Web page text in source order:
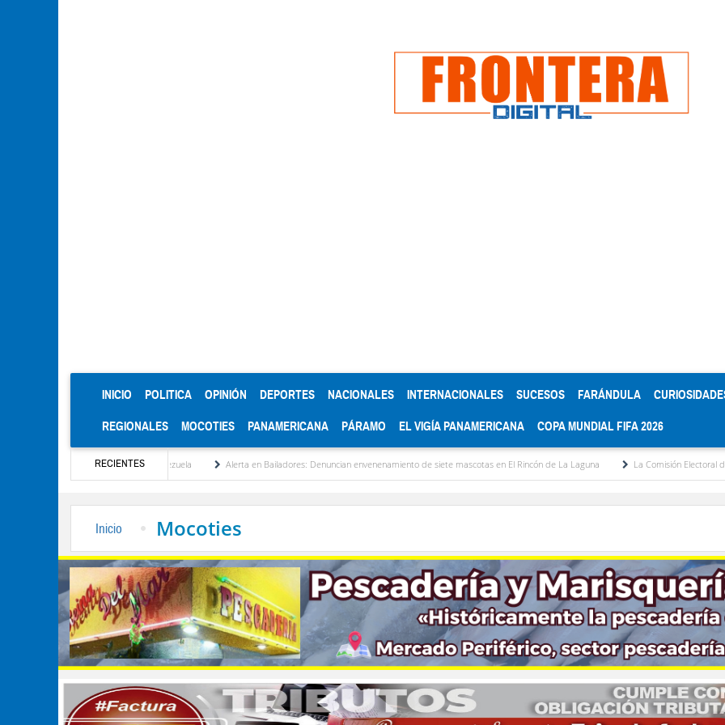
INICIO (CURRENT)
POLITICA OPINIÓN DEPORTES NACIONALES INTERNACIONALES SUCESOS FARÁNDULA
REGIONALES MOCOTIES PANAMERICANA PÁRAMO EL VIGÍA PANAMERICANA COPA MUNDIAL FIFA 2026
RECIENTES
de Venezuela Alerta en Bailadores: Denuncian envenenamiento de siete mascotas en El Rincón de La Laguna La Comisión Electoral del Colegio de
Inicio Mocoties